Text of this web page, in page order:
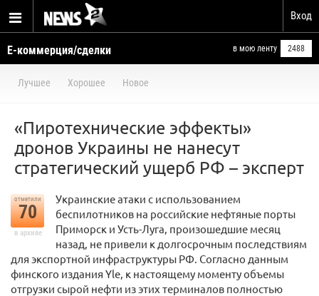
Вход
Е-коммерция/сделки в мою ленту 2488
Лучшее Хорошее Новое
«Пиротехнические эффекты»
дронов Украины не нанесут
стратегический ущерб РФ – эксперт
отметили
70
в архиве
Украинские атаки с использованием
беспилотников на российские нефтяные порты
Приморск и Усть-Луга, произошедшие месяц
назад, не привели к долгосрочным последствиям
для экспортной инфраструктуры РФ. Согласно данным
финского издания Yle, к настоящему моменту объемы
отгрузки сырой нефти из этих терминалов полностью